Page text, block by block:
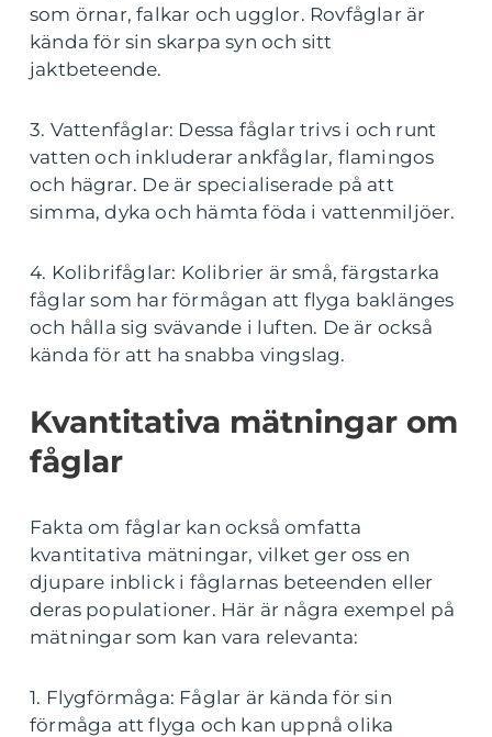
som örnar, falkar och ugglor. Rovfåglar är
kända för sin skarpa syn och sitt
jaktbeteende.
3. Vattenfåglar: Dessa fåglar trivs i och runt
vatten och inkluderar ankfåglar, flamingos
och hägrar. De är specialiserade på att
simma, dyka och hämta föda i vattenmiljöer.
4. Kolibrifåglar: Kolibrier är små, färgstarka
fåglar som har förmågan att flyga baklänges
och hålla sig svävande i luften. De är också
kända för att ha snabba vingslag.
Kvantitativa mätningar om
fåglar
Fakta om fåglar kan också omfatta
kvantitativa mätningar, vilket ger oss en
djupare inblick i fåglarnas beteenden eller
deras populationer. Här är några exempel på
mätningar som kan vara relevanta:
1. Flygförmåga: Fåglar är kända för sin
förmåga att flyga och kan uppnå olika